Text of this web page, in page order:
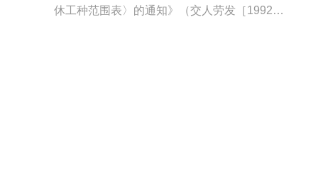
休工种范围表〉的通知》（交人劳发［1992］